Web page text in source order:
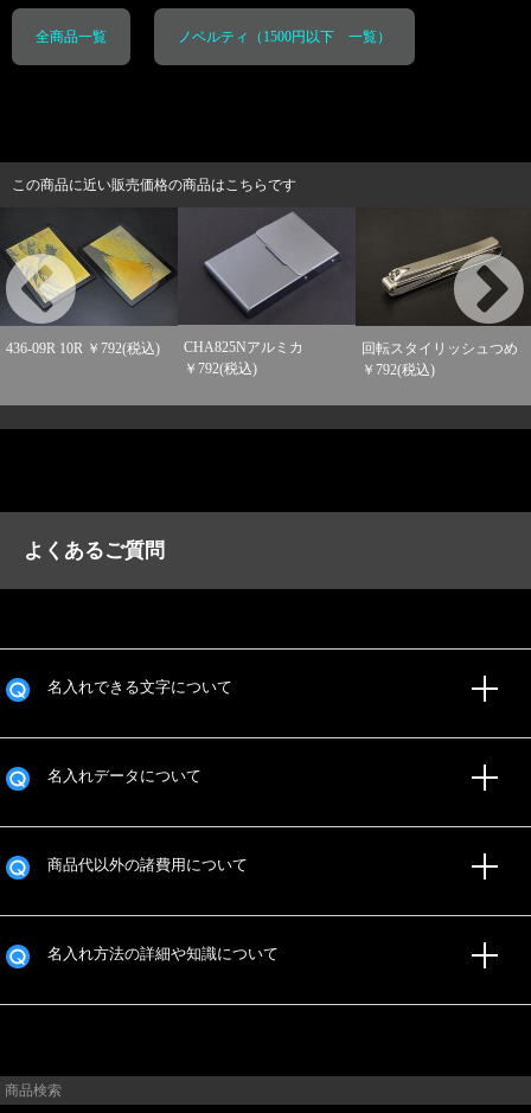
全商品一覧 ノベルティ（1500円以下 一覧）
この商品に近い販売価格の商品はこちらです
436-09R 10R ￥792(税込)
CHA825Nアルミカ
￥792(税込)
回転スタイリッシュつめ
￥792(税込)
よくあるご質問
名入れできる文字について
名入れデータについて
商品代以外の諸費用について
名入れ方法の詳細や知識について
商品検索